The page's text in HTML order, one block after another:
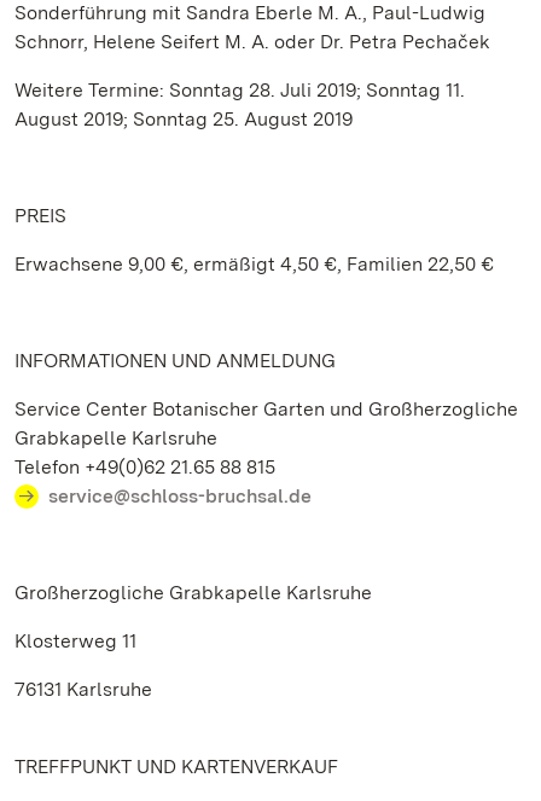
Sonderführung mit Sandra Eberle M. A., Paul-Ludwig
Schnorr, Helene Seifert M. A. oder Dr. Petra Pechaček
Weitere Termine: Sonntag 28. Juli 2019; Sonntag 11.
August 2019; Sonntag 25. August 2019
PREIS
Erwachsene 9,00 €, ermäßigt 4,50 €, Familien 22,50 €
INFORMATIONEN UND ANMELDUNG
Service Center Botanischer Garten und Großherzogliche
Grabkapelle Karlsruhe
Telefon +49(0)62 21.65 88 815
service@schloss-bruchsal.de
Großherzogliche Grabkapelle Karlsruhe
Klosterweg 11
76131 Karlsruhe
TREFFPUNKT UND KARTENVERKAUF